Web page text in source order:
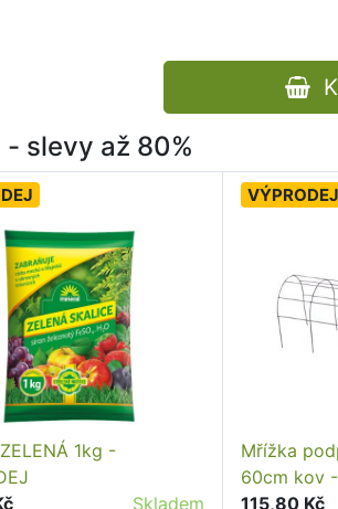
slevy až 80%
1kg -
Skladem
VÝPRODEJ
Mřížka
60cm kov -
115,80 Kč